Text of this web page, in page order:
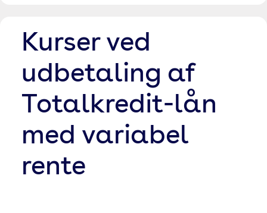
Kurser ved
udbetaling af
Totalkredit-lån
med variabel
rente